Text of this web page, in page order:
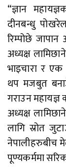
“ज्ञान
दीनबन्धु
रिम्पोछे
अध्यक्ष
भाइचारा र एक
थप मजबुत
गराउन महायज्ञ
अध्यक्ष
लागि स्रोत
नेपालीहरुबीच
पूण्यकर्ममा